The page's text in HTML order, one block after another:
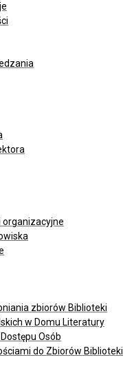
organizacyjne
zbiorów Biblioteki
w Domu Literatury
Osób
do Zbiorów Biblioteki